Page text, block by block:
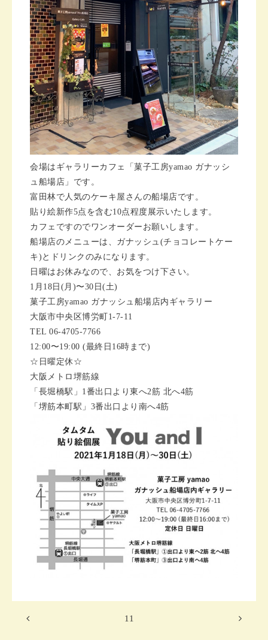
会場はギャラリーカフェ「菓子工房yamao ガナッシ
ュ船場店」です。
富田林で人気のケーキ屋さんの船場店です。
貼り絵新作5点を含む10点程度展示いたします。
カフェですのでワンオーダーお願いします。
船場店のメニューは、ガナッシュ(チョコレートケー
キ)とドリンクのみになります。
日曜はお休みなので、お気をつけ下さい。
1月18日(月)〜30日(土)
菓子工房yamao ガナッシュ船場店内ギャラリー
大阪市中央区博労町1-7-11
TEL 06-4705-7766
12:00〜19:00 (最終日16時まで)
☆日曜定休☆
大阪メトロ堺筋線
「長堀橋駅」1番出口より東へ2筋 北へ4筋
「堺筋本町駅」3番出口より南へ4筋
11